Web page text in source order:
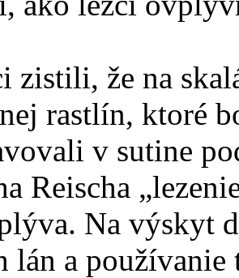
zistili, že na
rastlín, ktoré
v sutine
Reischa
Na výskyt
lán a